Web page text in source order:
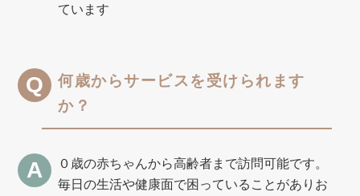
ています
何歳からサービスを受けられます
か？
０歳の赤ちゃんから高齢者まで訪問可能です。
毎日の生活や健康面で困っていることがありお